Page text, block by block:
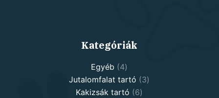
Kategóriák
Egyéb 44
products
Jutalomfalat tartó 33
Kakizsák tartó 66